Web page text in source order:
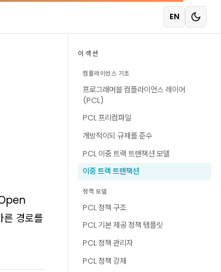
EN
이 섹션
컴플라이언스 기초
프로그래머블 컴플라이언스 레이어
(PCL)
PCL 프리컴파일
개방적이되 규제를 준수
PCL 이중 트랙 트랜잭션 모델
이중 트랙 트랜잭션
정책 모델
PCL 정책 구조
PCL 기본 제공 정책 템플릿
PCL 정책 관리자
PCL 정책 강제
경로를